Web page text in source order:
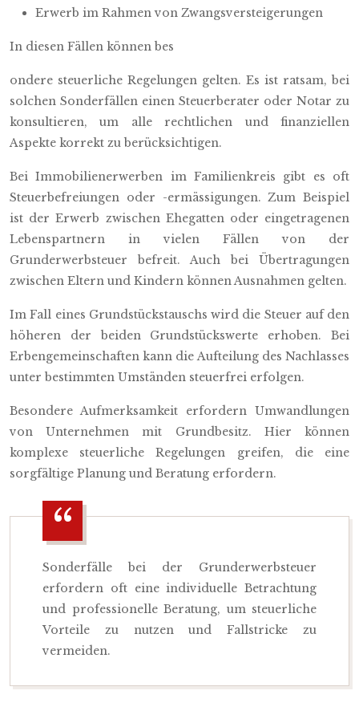
Erwerb im Rahmen von Zwangsversteigerungen
In diesen Fällen können bes
ondere steuerliche Regelungen gelten. Es ist ratsam, bei
solchen Sonderfällen einen Steuerberater oder Notar zu
konsultieren, um alle rechtlichen und finanziellen
Aspekte korrekt zu berücksichtigen.
Bei Immobilienerwerben im Familienkreis gibt es oft
Steuerbefreiungen oder -ermässigungen. Zum Beispiel
ist der Erwerb zwischen Ehegatten oder eingetragenen
Lebenspartnern in vielen Fällen von der
Grunderwerbsteuer befreit. Auch bei Übertragungen
zwischen Eltern und Kindern können Ausnahmen gelten.
Im Fall eines Grundstückstauschs wird die Steuer auf den
höheren der beiden Grundstückswerte erhoben. Bei
Erbengemeinschaften kann die Aufteilung des Nachlasses
unter bestimmten Umständen steuerfrei erfolgen.
Besondere Aufmerksamkeit erfordern Umwandlungen
von Unternehmen mit Grundbesitz. Hier können
komplexe steuerliche Regelungen greifen, die eine
sorgfältige Planung und Beratung erfordern.
Sonderfälle bei der Grunderwerbsteuer
erfordern oft eine individuelle Betrachtung
und professionelle Beratung, um steuerliche
Vorteile zu nutzen und Fallstricke zu
vermeiden.